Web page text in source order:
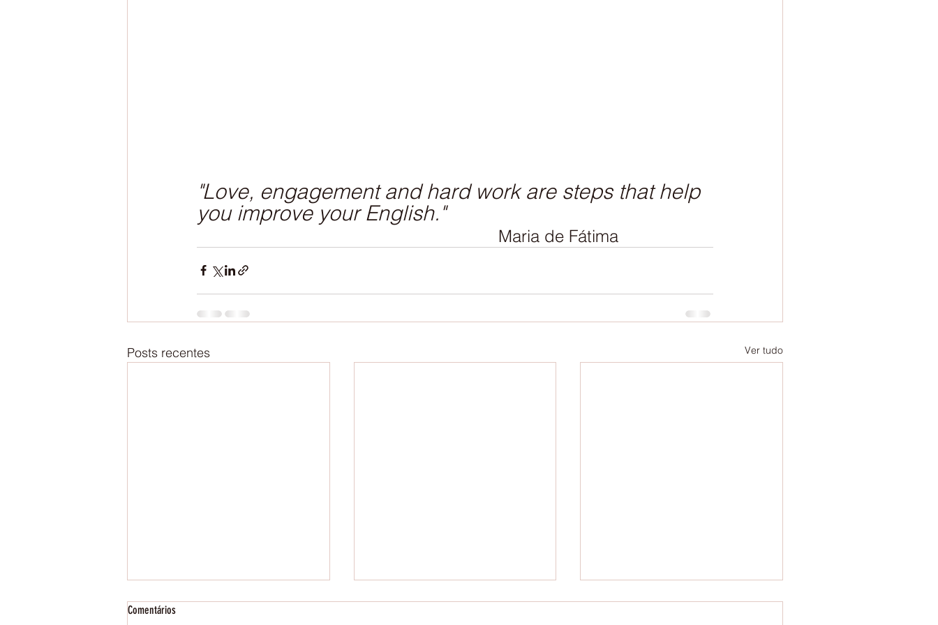
"Love, engagement and hard work are steps that help
you improve your English."
Maria de Fátima
Posts recentes Ver tudo
Comentários